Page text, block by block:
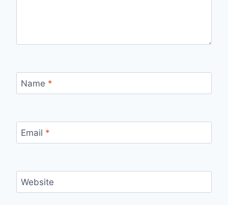
Name *
Email *
Website